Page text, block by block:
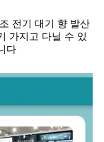
전기 대기 향 발산
가지고 다닐 수 있
다